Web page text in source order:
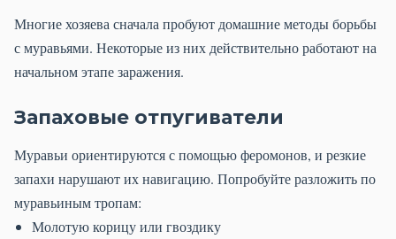
Многие хозяева сначала пробуют домашние методы борьбы
с муравьями. Некоторые из них действительно работают на
начальном этапе заражения.
Запаховые отпугиватели
Муравьи ориентируются с помощью феромонов, и резкие
запахи нарушают их навигацию. Попробуйте разложить по
муравьиным тропам:
Молотую корицу или гвоздику